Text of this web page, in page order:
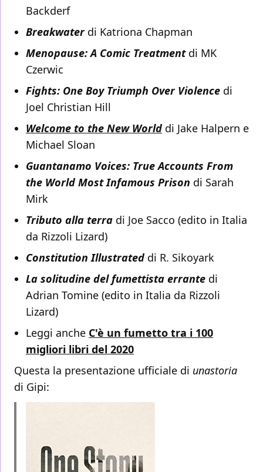
Backderf
Breakwaterdi Katriona Chapman
Menopause: A Comic Treatmentdi MK
Czerwic
Fights: One Boy Triumph Over Violence di
Joel Christian Hill
Welcome to the New Worlddi Jake Halpern e
Michael Sloan
Guantanamo Voices: True Accounts From
the World Most Infamous Prison di Sarah
Mirk
Tributo alla terra di Joe Sacco (edito in Italia
da Rizzoli Lizard)
Constitution Illustrateddi R. Sikoyark
La solitudine del fumettista errante di
Adrian Tomine (edito in Italia da Rizzoli
Lizard)
Leggi anche C'è un fumetto tra i 100
migliori libri del 2020
Questa la presentazione ufficiale di unastoria
di Gipi: